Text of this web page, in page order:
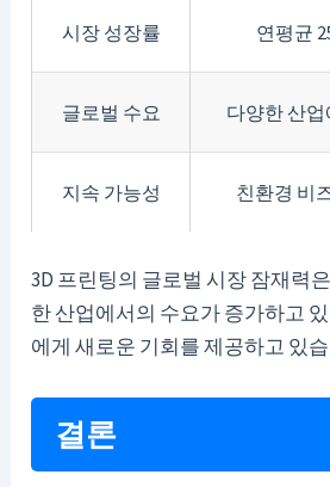
시장 성장률 연평균
글로벌 수요 다양한 산
지속 가능성 친환경 비
3D 프린팅의 글로벌 시장 잠재력
한 산업에서의 수요가 증가하고
에게 새로운 기회를 제공하고 있
결론